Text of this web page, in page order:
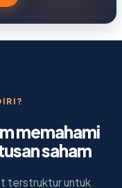
memahami
saham
terstruktur untuk